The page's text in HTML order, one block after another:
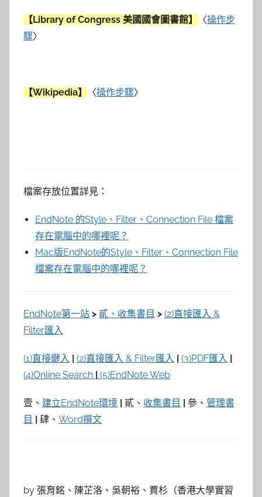
【Library of Congress 美國國會圖書館】 〈操作步
驟〉
【Wikipedia】 〈操作步驟〉
檔案存放位置詳見：
EndNote 的Style、Filter、Connection File 檔案
存在電腦中的哪裡呢？
Mac版EndNote的Style、Filter、Connection File
檔案存在電腦中的哪裡呢？
EndNote第一站 > 貳、收集書目 > (2)直接匯入 &
Filter匯入
(1)直接鍵入 (2)直接匯入 & Filter匯入 (3)PDF匯入
(4)Online Search
(5)EndNote Web
壹、 建立EndNote環境 貳、 收集書目 參、 管理書
目
肆、 Word撰文
by 張育銘、陳芷洛、吳朝裕、賈杉（香港大學實習